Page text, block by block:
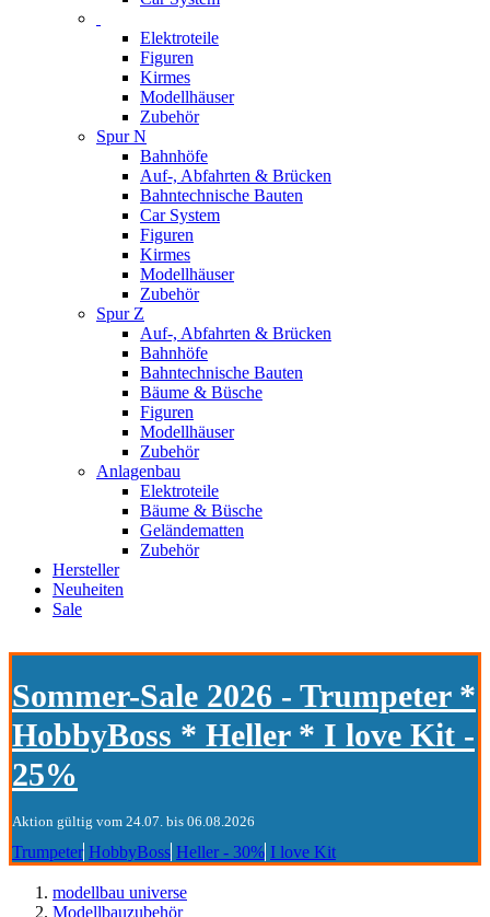
Elektroteile
Figuren
Kirmes
Modellhäuser
Zubehör
Spur N
Bahnhöfe
Auf-, Abfahrten & Brücken
Bahntechnische Bauten
Car System
Figuren
Kirmes
Modellhäuser
Zubehör
Spur Z
Auf-, Abfahrten & Brücken
Bahnhöfe
Bahntechnische Bauten
Bäume & Büsche
Figuren
Modellhäuser
Zubehör
Anlagenbau
Elektroteile
Bäume & Büsche
Geländematten
Zubehör
Hersteller
Neuheiten
Sale
Sommer-Sale 2026 - Trumpeter *
HobbyBoss * Heller * I love Kit -
25%
Aktion gültig vom 24.07. bis 06.08.2026
Trumpeter HobbyBoss Heller - 30% I love Kit
modellbau universe
Modellbauzubehör